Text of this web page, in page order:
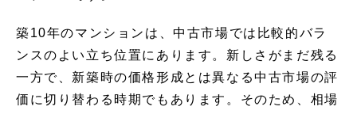
築10年のマンションは、中古市場では比較的バラ
ンスのよい立ち位置にあります。新しさがまだ残る
一方で、新築時の価格形成とは異なる中古市場の評
価に切り替わる時期でもあります。そのため、相場